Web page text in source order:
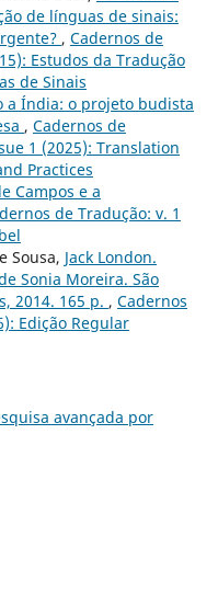
de línguas de sinais:
, Cadernos de
Estudos da Tradução
de Sinais
a Índia: o projeto budista
, Cadernos de
1 (2025): Translation
Practices
Campos e a
de Tradução: v. 1
Sousa, Jack London.
Sonia Moreira. São
2014. 165 p. , Cadernos
Edição Regular
avançada por